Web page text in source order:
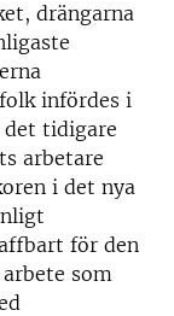
drängarna
infördes i
det tidigare
arbetare
i det nya
för den
som